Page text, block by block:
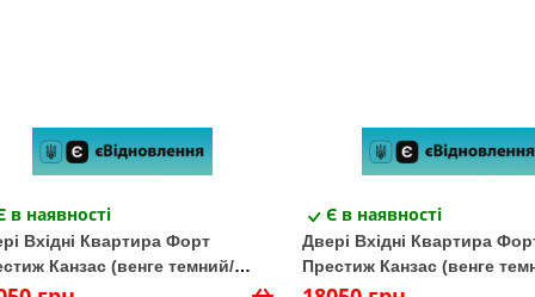
в наявності
Вхідні Квартира Форт
Канзас (венге темний/
темний)
Є в наявності
Двері Вхідні Квартира
Престиж Канзас (венге
венге світлий)